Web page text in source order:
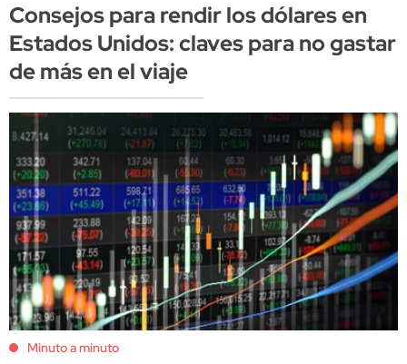
Consejos para rendir los dólares en
Estados Unidos: claves para no gastar
de más en el viaje
Minuto a minuto